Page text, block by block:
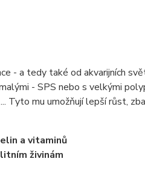
- a tedy také od akvarijních
- SPS nebo s velkými
Tyto mu umožňují lepší růst,
a vitaminů
živinám